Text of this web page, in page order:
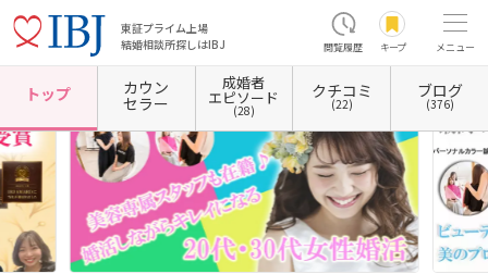
東証プライム上場
結婚相談所探しはIBJ
閲覧履歴 キープ メニュー
ホーム 滋賀県の結婚相談所 滋賀県彦根市 ブライダルサロンZERO滋賀店
トップ カウン
セラー
成婚者
エピソード
(28)
クチコミ
(22)
ブログ
(376)